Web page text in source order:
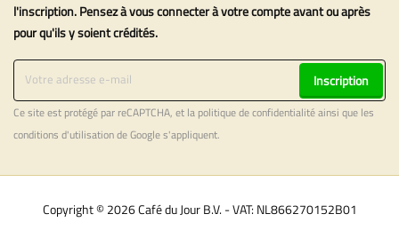
l'inscription. Pensez à vous connecter à votre compte avant ou après
pour qu'ils y soient crédités.
Inscription
Ce site est protégé par reCAPTCHA, et la politique de confidentialitéainsi que les
conditions d'utilisationde Google s'appliquent.
Copyright © 2026 Café du Jour B.V. - VAT: NL866270152B01